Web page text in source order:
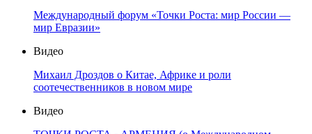
Международный форум «Точки Роста: мир России —
мир Евразии»
Видео
Михаил Дроздов о Китае, Африке и роли
соотечественников в новом мире
Видео